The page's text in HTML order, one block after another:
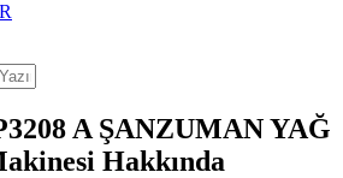
A ŞANZUMAN YAĞ
Hakkında